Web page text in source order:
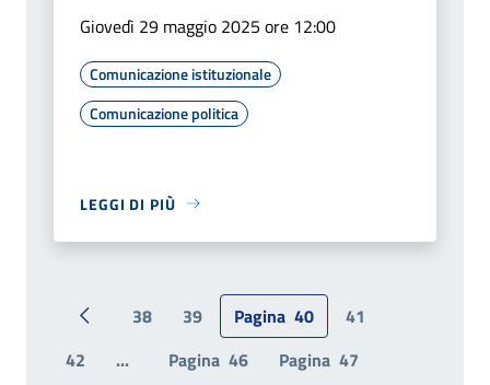
Giovedì 29 maggio 2025 ore 12:00
Comunicazione istituzionale
Comunicazione politica
LEGGI DI PIÙ
Pagina precedente
38 39 Pagina 40
41
42
... Pagina 46 Pagina 47